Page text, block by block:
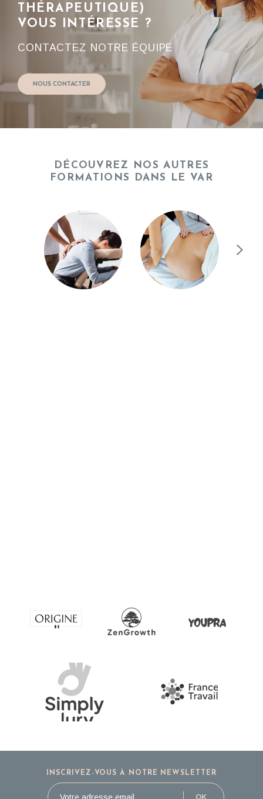
THÉRAPEUTIQUE)
VOUS INTÉRESSE ?
CONTACTEZ NOTRE ÉQUIPE
NOUS CONTACTER
DÉCOUVREZ NOS AUTRES
FORMATIONS DANS LE VAR
INSCRIVEZ-VOUS À NOTRE NEWSLETTER